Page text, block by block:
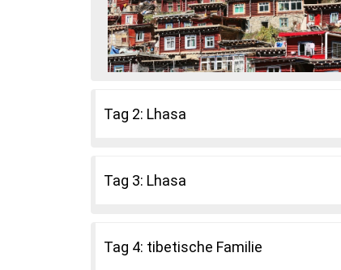
Tag 2: Lhasa
Tag 3: Lhasa
Tag 4: tibetische Familie